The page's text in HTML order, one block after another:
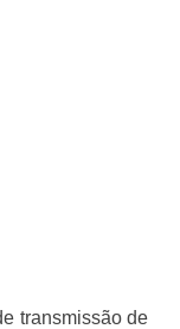
transmissão de